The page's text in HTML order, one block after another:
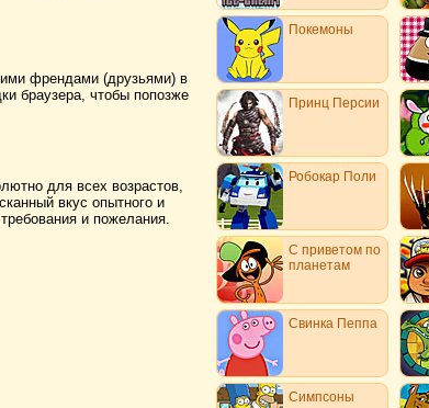
френдами (друзьями) в
браузера, чтобы попозже
для всех возрастов,
вкус опытного и
и пожелания.
Покемоны
Принц Персии
Робокар Поли
С приветом по
планетам
Свинка Пеппа
Симпсоны